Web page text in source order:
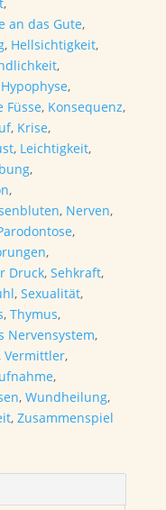
an das Gute,
, Hellsichtigkeit,
,
Hypophyse,
Füsse, Konsequenz,
, Krise,
, Leichtigkeit,
,
,
, Nerven,
,
,
Druck, Sehkraft,
, Sexualität,
, Thymus,
Nervensystem,
Vermittler,
,
, Wundheilung,
, Zusammenspiel